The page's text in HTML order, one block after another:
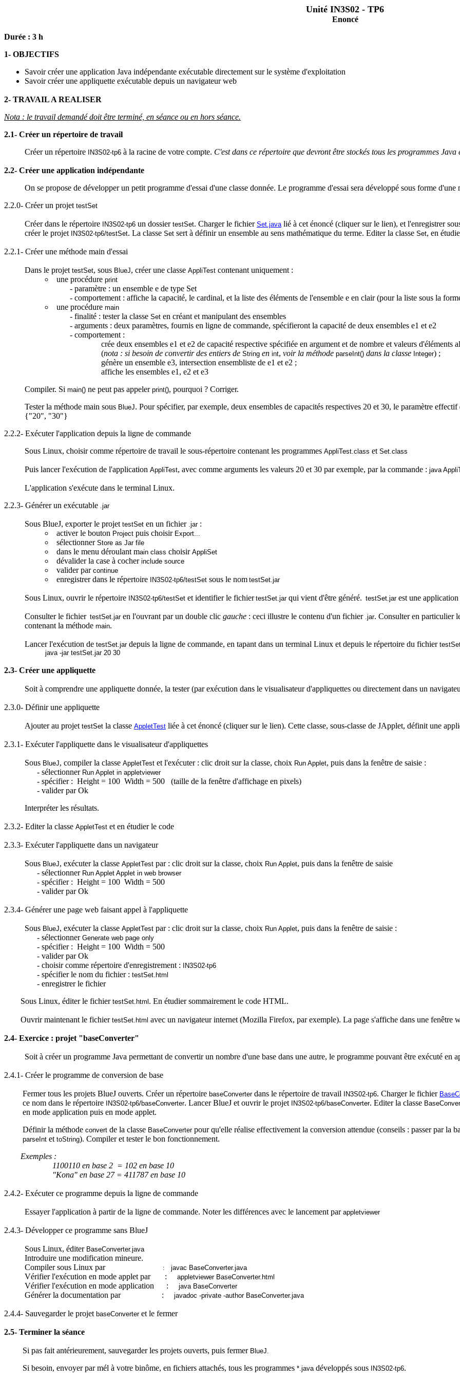
Unité IN3S02 - TP6
Enoncé
Durée : 3 h
1- OBJECTIFS
Savoir créer une application Java indépendante exécutable directement sur le système d'exploitation
Savoir créer une appliquette exécutable depuis un navigateurweb
2- TRAVAIL A REALISER
Nota : le travail demandé doit être terminé, en séance ou en hors séance.
2.1- Créer un répertoire de travail
Créer un répertoire
IN3S02-tp6 à la racine de votre compte. C'est dans ce répertoire que devront être stockés tous les programmes Java
2.2- Créer une application indépendante
On se propose de développer un petit programme d'essai d'une classe donnée. Le programme d'essai sera développé sous forme d'une
2.2.0- Créer un projet testSet
Créer dans le répertoire IN3S02-tp6 un dossier testSet. Charger le fichier Set.java lié à cet énoncé (cliquer sur le lien), et l'enregistrer
créer le projet
IN3S02-tp6/testSet. La classe Set sert à définir un ensemble au sens mathématique du terme. Editer la classe Set, en
2.2.1- Créer une méthode main d'essai
Dans le projet testSet, sous BlueJ, créer une classe AppliTest contenant uniquement :
une procédure print
- paramètre : un ensemble e de type Set
- comportement : affiche la capacité, le cardinal, et la liste des éléments de l'ensemble e en clair (pour la liste sous la
une procédure main
- finalité : tester la classe Set en créant et manipulant des ensembles
- arguments : deux paramètres, fournis en ligne de commande, spécifieront la capacité de deux ensembles e1 et e2
- comportement :
créedeux ensembles e1 et e2 de capacité respective spécifiée en argument et de nombre et valeurs d'éléments
(nota : si besoin de convertir des entiers de String en int, voir la méthode parseInt() dans la classe Integer) ;
génèreun ensemble e3, intersection ensembliste de e1 et e2 ;
afficheles ensembles e1, e2 et e3
Compiler. Si main() ne peut pas appeler print(), pourquoi ? Corriger.
Tester la méthode main sous BlueJ. Pour spécifier, par exemple, deux ensembles de capacités respectives 20 et 30, le paramètre effectif
{"20", "30"}
2.2.2- Exécuter l'application depuis la ligne de commande
Sous Linux, choisir comme répertoire de travail le sous-répertoire contenant les programmes AppliTest.class et Set.class
Puis lancer l'exécution de l'application AppliTest, avec comme arguments les valeurs 20 et 30 par exemple, par la commande : java
L'application s'exécute dans le terminal Linux.
2.2.3- Générer un exécutable .jar
Sous BlueJ, exporter le projet testSet en un fichier .jar:
activer le bouton Project puis choisir Export...
sélectionner Store as Jar file
dans le menu déroulant main class choisir AppliSet
dévaliderla case à cocher include source
valider par continue
enregistrer dans le répertoire IN3S02-tp6/testSet sous le nom testSet.jar
Sous Linux, ouvrir le répertoire IN3S02-tp6/testSet et identifier le fichier testSet.jar qui vient d'être généré. testSet.jarest une application
Consulter le fichier testSet.jaren l'ouvrant par un double clic gauche : ceci illustre le contenu d'un fichier .jar. Consulter en particulier
contenant la méthode main.
Lancer l'exécution de testSet.jardepuis la ligne de commande, en tapant dans un terminal Linux et depuis le répertoire du fichier
java-jar testSet.jar20 30
2.3- Créer une appliquette
Soit à comprendre une appliquette donnée, la tester (par exécution dans le visualisateurd'appliquettes ou directement dans un
2.3.0- Définir une appliquette
Ajouter au projet testSet la classe AppletTest liée à cet énoncé (cliquer sur le lien). Cette classe, sous-classe de JApplet, définit une
2.3.1- Exécuter l'appliquette dans le visualisateurd'appliquettes
Sous BlueJ, compiler la classe AppletTest et l'exécuter : clic droit sur la classe, choix Run Applet, puis dans la fenêtre de saisie :
- sélectionner Run Applet in appletviewer
- spécifier : Height = 100 Width = 500 (taille de la fenêtre d'affichage en pixels)
- valider par Ok
Interpréter les résultats.
2.3.2- Editer la classe AppletTest et en étudier le code
2.3.3- Exécuter l'appliquette dans un navigateur
Sous BlueJ, exécuter la classe AppletTest par : clic droit sur la classe, choix Run Applet, puis dans la fenêtre de saisie
- sélectionner Run Applet Applet in web browser
- spécifier : Height = 100 Width = 500
- valider par Ok
2.3.4- Générer une page web faisant appel à l'appliquette
Sous BlueJ, exécuter la classe AppletTest par : clic droit sur la classe, choix Run Applet, puis dans la fenêtre de saisie :
- sélectionner Generate web page only
- spécifier : Height = 100 Width = 500
- valider par Ok
- choisir comme répertoire d'enregistrement :
IN3S02-tp6
- spécifier le nom du fichier : testSet.html
- enregistrer le fichier
Sous Linux, éditer le fichier testSet.html . En étudier sommairement le code HTML.
Ouvrir maintenant le fichier testSet.html avec un navigateur internet (Mozilla Firefox, par exemple). La page s'affiche dans une fenêtre
2.4- Exercice : projet "baseConverter"
Soit à créer un programme Java permettant de convertir un nombre d'une base dans une autre, le programme pouvant être exécuté en
2.4.1- Créer le programme de conversion de base
Fermer tous les projets BlueJ ouverts. Créer un répertoire baseConverterdans le répertoire de travail IN3S02-tp6. Charger le fichier
ce nom dans le répertoire
IN3S02-tp6/baseConverter. LancerBlueJ et ouvrir le projet IN3S02-tp6/baseConverter. Editer la classe
en mode application puis en mode applet.
Définir la méthode convert de la classe BaseConverterpour qu'elle réalise effectivement la conversion attendue (conseils : passer par la
parseInt et toString). Compiler et tester le bon fonctionnement.
Exemples :
1100110 en base 2 = 102 en base 10
"Kona" en base 27 = 411787 en base 10
2.4.2- Exécuter ce programme depuis la ligne de commande
Essayer l'application à partir de la ligne de commande. Noter les différences avec le lancement par appletviewer
2.4.3- Développer ce programme sans BlueJ
Sous Linux, éditer BaseConverter.java
Introduire une modification mineure.
Compiler sous Linux par
: javac BaseConverter.java
Vérifier l'exécution en mode applet par : appletviewerBaseConverter.html
Vérifier l'exécution en mode application : java BaseConverter
Générer la documentation par : javadoc -private -author BaseConverter.java
2.4.4- Sauvegarder le projet baseConverteret le fermer
2.5- Terminer la séance
Si pas fait antérieurement, sauvegarder les projets ouverts, puis fermer BlueJ.
Si besoin, envoyer parmél à votre binôme, en fichiers attachés, tous les programmes *.java développés sous IN3S02-tp6.